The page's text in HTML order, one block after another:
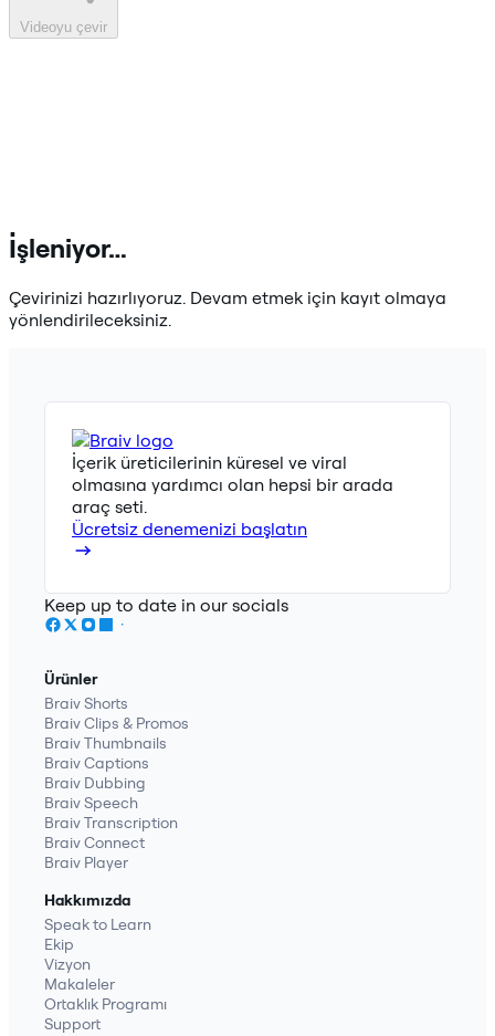
Videoyu çevir
İşleniyor…
Çevirinizi hazırlıyoruz. Devam etmek için kayıt olmaya
yönlendirileceksiniz.
İçerik üreticilerinin küresel ve viral
olmasına yardımcı olan hepsi bir arada
araç seti.
Ücretsiz denemenizi başlatın
Keep up to date in our socials
Ürünler
Braiv Shorts
Braiv Clips & Promos
Braiv Thumbnails
Braiv Captions
Braiv Dubbing
Braiv Speech
Braiv Transcription
Braiv Connect
Braiv Player
Hakkımızda
Speak to Learn
Ekip
Vizyon
Makaleler
Ortaklık Programı
Support